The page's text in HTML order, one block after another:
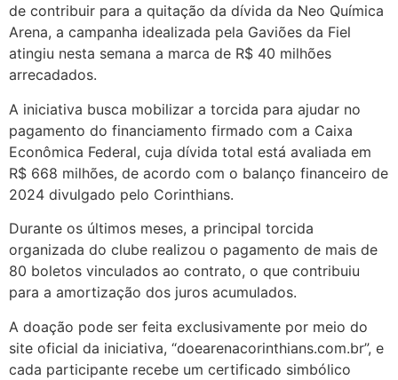
de contribuir para a quitação da dívida da Neo Química
Arena, a campanha idealizada pela Gaviões da Fiel
atingiu nesta semana a marca de R$ 40 milhões
arrecadados.
A iniciativa busca mobilizar a torcida para ajudar no
pagamento do financiamento firmado com a Caixa
Econômica Federal, cuja dívida total está avaliada em
R$ 668 milhões, de acordo com o balanço financeiro de
2024 divulgado pelo Corinthians.
Durante os últimos meses, a principal torcida
organizada do clube realizou o pagamento de mais de
80 boletos vinculados ao contrato, o que contribuiu
para a amortização dos juros acumulados.
A doação pode ser feita exclusivamente por meio do
site oficial da iniciativa, “doearenacorinthians.com.br”, e
cada participante recebe um certificado simbólico